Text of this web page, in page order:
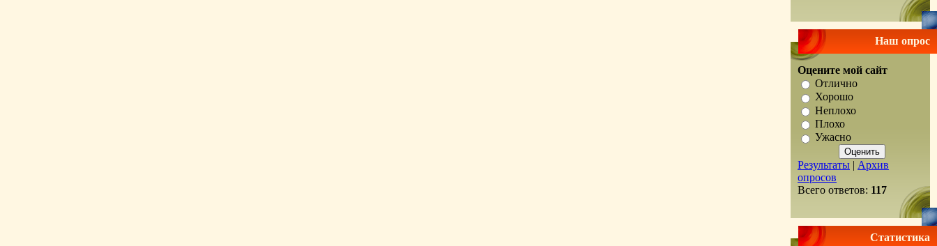
Наш опрос
Оцените мой сайт
Отлично
Хорошо
Неплохо
Плохо
Ужасно
Результаты | Архив
опросов
Всего ответов: 117
Статистика